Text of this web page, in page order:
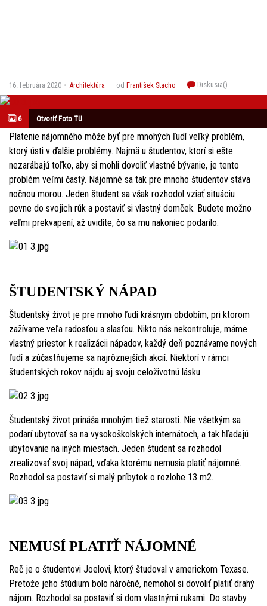
16. februára 2020 Architektúra od František Stacho Diskusia()
6 Otvoriť Foto TU
Platenie nájomného môže byť pre mnohých ľudí veľký problém,
ktorý ústi v ďalšie problémy. Najmä u študentov, ktorí si ešte
nezarábajú toľko, aby si mohli dovoliť vlastné bývanie, je tento
problém veľmi častý. Nájomné sa tak pre mnoho študentov stáva
nočnou morou. Jeden študent sa však rozhodol vziať situáciu
pevne do svojich rúk a postaviť si vlastný domček. Budete možno
veľmi prekvapení, až uvidíte, čo sa mu nakoniec podarilo.
ŠTUDENTSKÝ NÁPAD
Študentský život je pre mnoho ľudí krásnym obdobím, pri ktorom
zažívame veľa radosťou a slasťou. Nikto nás nekontroluje, máme
vlastný priestor k realizácii nápadov, každý deň poznávame nových
ľudí a zúčastňujeme sa najrôznejších akcií. Niektorí v rámci
študentských rokov nájdu aj svoju celoživotnú lásku.
Študentský život prináša mnohým tiež starosti. Nie všetkým sa
podarí ubytovať sa na vysokoškolských internátoch, a tak hľadajú
ubytovanie na iných miestach. Jeden študent sa rozhodol
zrealizovať svoj nápad, vďaka ktorému nemusia platiť nájomné.
Rozhodol sa postaviť si malý príbytok o rozlohe 13 m2.
NEMUSÍ PLATIŤ NÁJOMNÉ
Reč je o študentovi Joelovi, ktorý študoval v americkom Texase.
Pretože jeho štúdium bolo náročné, nemohol si dovoliť platiť drahý
nájom. Rozhodol sa postaviť si dom vlastnými rukami. Do stavby